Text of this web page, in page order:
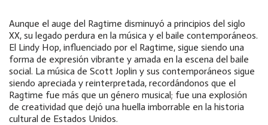
Aunque el auge del Ragtime disminuyó a principios del siglo
XX, su legado perdura en la música y el baile contemporáneos.
El Lindy Hop, influenciado por el Ragtime, sigue siendo una
forma de expresión vibrante y amada en la escena del baile
social. La música de Scott Joplin y sus contemporáneos sigue
siendo apreciada y reinterpretada, recordándonos que el
Ragtime fue más que un género musical; fue una explosión
de creatividad que dejó una huella imborrable en la historia
cultural de Estados Unidos.